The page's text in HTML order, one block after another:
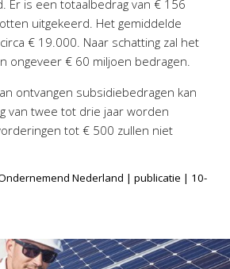
Er is een totaalbedrag van € 156
uitgekeerd. Het gemiddelde
€ 19.000. Naar schatting zal het
ongeveer € 60 miljoen bedragen.
ontvangen subsidiebedragen kan
van twee tot drie jaar worden
tot € 500 zullen niet
Nederland | publicatie | 10-